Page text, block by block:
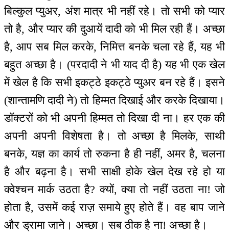
बिल्कुल प्युअर, अंश मात्र भी नहीं रहे। तो सभी को प्यार
तो है, और प्यार की दुआयें दादी को भी मिल रही हैं। अच्छा
है, आप सब मिल करके, निमित्त बनके चला रहे हैं, यह भी
बहुत अच्छा है। (परदादी ने भी याद दी है) यह भी एक खेल
में खेल है कि सभी इकट्ठे इकट्ठे प्युअर बन रहे हैं। इसने
(शान्तामणि दादी ने) तो हिम्मत दिखाई और करके दिखाया।
डॉक्टरों को भी अपनी हिम्मत तो दिखा दी ना। हर एक की
अपनी अपनी विशेषता है। तो अच्छा है मिलके, साथी
बनके, यज्ञ का कार्य तो रुकना है ही नहीं, अमर है, चलना
है और बढ़ना है। सभी साक्षी होके खेल देख रहे हो या
क्वेश्चन मार्क उठता है? क्यों, क्या तो नहीं उठता ना! जो
होता है, उसमें कई राज़ समाये हुए होते हैं। वह बाप जाने
और ड्रामा जाने। अच्छा। सब ठीक है ना! अच्छा है।